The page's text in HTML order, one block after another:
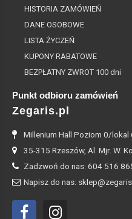
HISTORIA ZAMÓWIEŃ
DANE OSOBOWE
LISTA ŻYCZEŃ
KUPONY RABATOWE
BEZPŁATNY ZWROT 100 dni
Punkt odbioru zamówień
Zegaris.pl
Millenium Hall Poziom 0/lokal
35-315 Rzeszów, Al. Mjr. W.
Zadzwoń do nas: 604 516
Napisz do nas: